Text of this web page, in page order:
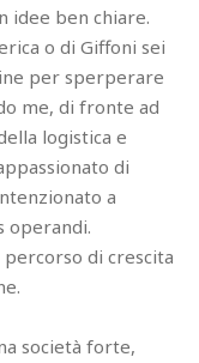
idee ben chiare.
o di Giffoni sei
per sperperare
me, di fronte ad
logistica e
di
a
operandi.
di crescita
società forte,